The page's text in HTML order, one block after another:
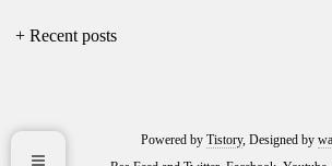
+ Recent posts
Powered by Tistory, Designed by